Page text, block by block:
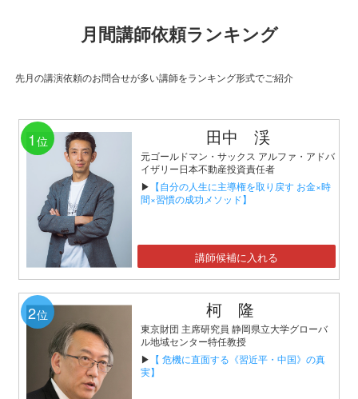
月間講師依頼ランキング
先月の講演依頼のお問合せが多い講師をランキング形式でご紹介
1 位 田中 渓
元ゴールドマン・サックス アルファ・アドバ
イザリー日本不動産投資責任者
▶ 【自分の人生に主導権を取り戻す お金×時
間×習慣の成功メソッド】
講師候補に入れる
2位 柯 隆
東京財団 主席研究員 静岡県立大学グローバ
ル地域センター特任教授
▶ 【 危機に直面する《習近平・中国》の真
実】